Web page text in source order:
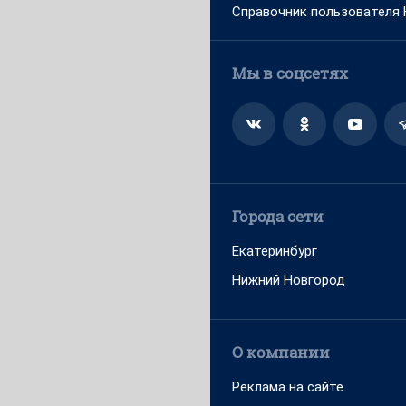
Справочник пользователя
Мы в соцсетях
Города сети
Екатеринбург
Нижний Новгород
О компании
Реклама на сайте